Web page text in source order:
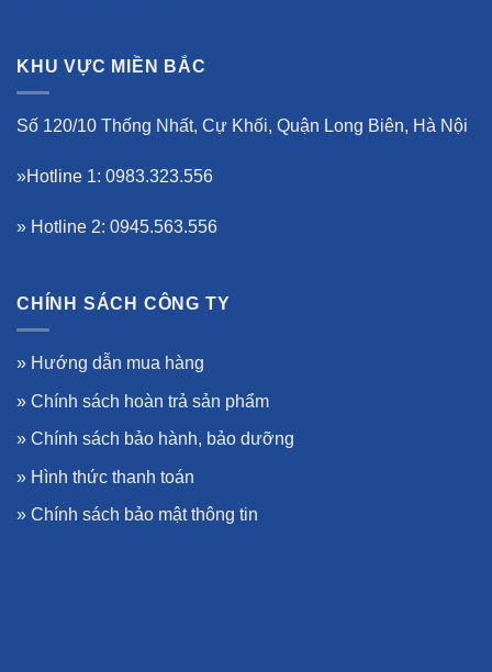
KHU VỰC MIỀN BẮC
Số 120/10 Thống Nhất, Cự Khối, Quận Long Biên, Hà Nội
»Hotline 1: 0983.323.556
» Hotline 2: 0945.563.556
CHÍNH SÁCH CÔNG TY
» Hướng dẫn mua hàng
» Chính sách hoàn trả sản phẩm
» Chính sách bảo hành, bảo dưỡng
» Hình thức thanh toán
» Chính sách bảo mật thông tin